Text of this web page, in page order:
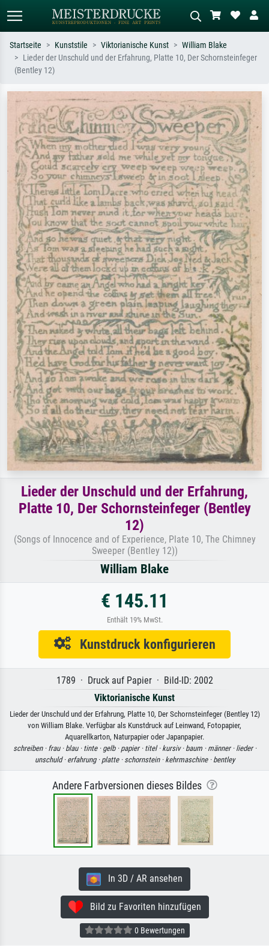
oder Stilen – z.B. Monet,
Sternennacht, Impressionismus, Welle
Hokusai, Akt.
Wiese, Abstrakt mit viel Rot, Dunkles
Ölgemälde, Stehender Akt neben einem
Baum.
Startseite Kunststile Viktorianische Kunst
William Blake
Lieder der Unschuld und der Erfahrung, Platte 10, Der Schornsteinfeger
(Bentley 12)
Lieder der Unschuld und der Erfahrung,
Platte 10, Der Schornsteinfeger (Bentley
12)
(Songs of Innocence and of Experience, Plate 10, The Chimney
Sweeper (Bentley 12))
William Blake
€ 145.11
Enthält 19% MwSt.
Kunstdruck konfigurieren
1789 · Druck auf Papier · Bild-ID: 2002
Viktorianische Kunst
Lieder der Unschuld und der Erfahrung, Platte 10, Der Schornsteinfeger (Bentley 12)
von William Blake. Verfügbar als Kunstdruck auf Leinwand, Fotopapier,
Aquarellkarton, Naturpapier oder Japanpapier.
schreiben · frau · blau · tinte · gelb · papier · titel · kursiv · baum · männer · lieder ·
unschuld · erfahrung · platte · schornstein · kehrmaschine · bentley
Andere Farbversionen dieses Bildes
In 3D / AR ansehen
Bild zu Favoriten hinzufügen
0 Bewertungen